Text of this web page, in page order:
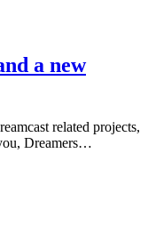
a new
related projects,
Dreamers…